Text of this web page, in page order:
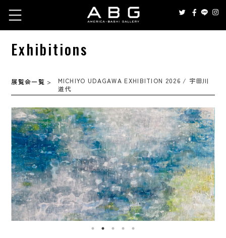
Exhibitions
展覧会一覧 >
MICHIYO UDAGAWA EXHIBITION 2026 / 宇田川
道代